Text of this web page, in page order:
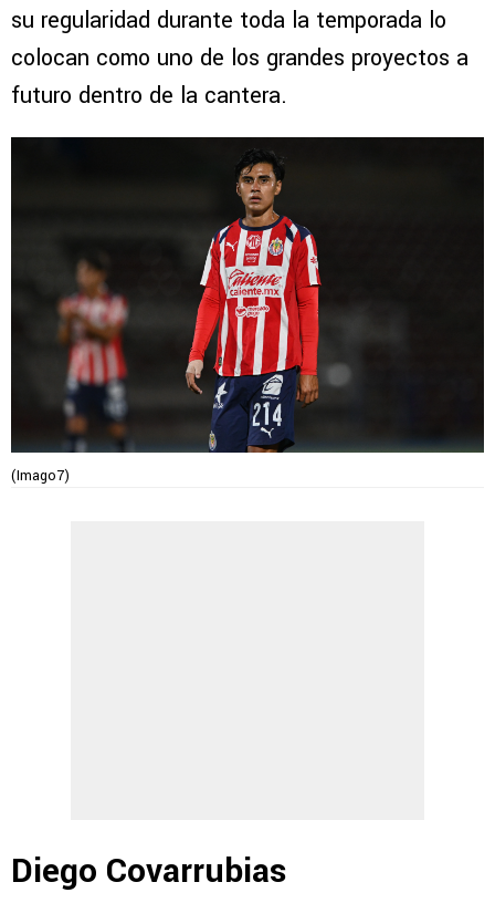
su regularidad durante toda la temporada lo
colocan como uno de los grandes proyectos a
futuro dentro de la cantera.
(Imago7)
Diego Covarrubias